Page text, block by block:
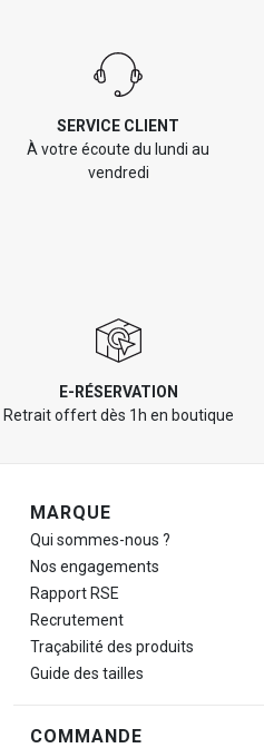
SERVICE CLIENT
À votre écoute du lundi au
vendredi
E-RÉSERVATION
Retrait offert dès 1h en boutique
Navigation de pied de page
MARQUE
Qui sommes-nous ?
Nos engagements
Rapport RSE
Recrutement
Traçabilité des produits
Guide des tailles
COMMANDE